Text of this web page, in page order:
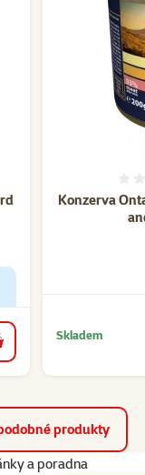
hodnocení: 1
košíku
Konzerva
Skladem
produkty
a poradna